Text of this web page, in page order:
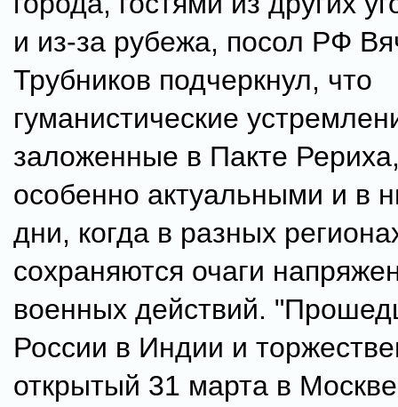
и из-за рубежа, посол РФ
Трубников подчеркнул, что
гуманистические
заложенные в Пакте
особенно актуальными и в
дни, когда в разных
сохраняются очаги
военных действий.
России в Индии и
открытый 31 марта в